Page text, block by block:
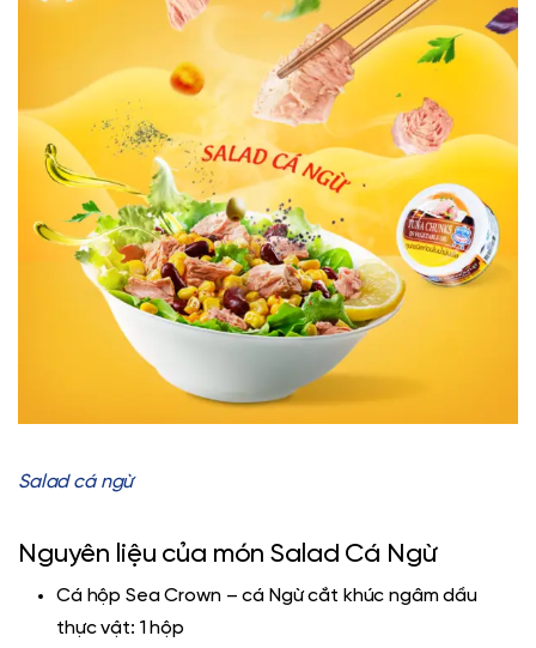
Salad cá ngừ
Nguyên liệu của món Salad Cá Ngừ
Cá hộp Sea Crown– cá Ngừ cắt khúc ngâm dầu
thực vật: 1 hộp